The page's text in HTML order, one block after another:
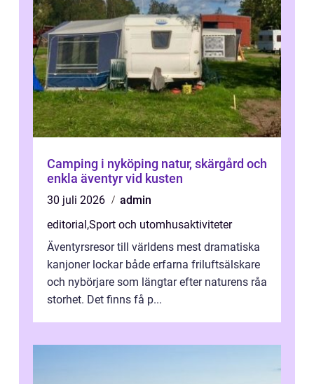
Camping i nyköping natur, skärgård och
enkla äventyr vid kusten
30 juli 2026
admin
editorial ,Sport och utomhusaktiviteter
Äventyrsresor till världens mest dramatiska
kanjoner lockar både erfarna friluftsälskare
och nybörjare som längtar efter naturens råa
storhet. Det finns få p...